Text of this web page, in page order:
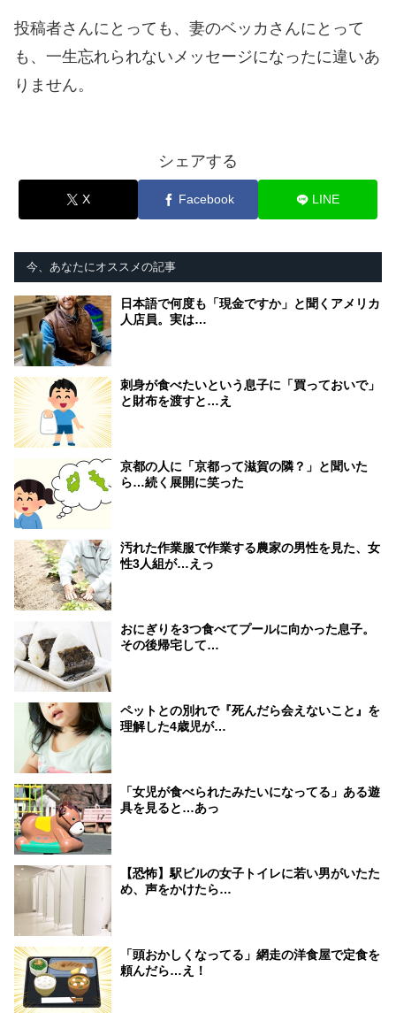
投稿者さんにとっても、妻のベッカさんにとって
も、一生忘れられないメッセージになったに違いあ
りません。
シェアする
X Facebook LINE
今、あなたにオススメの記事
日本語で何度も「現金ですか」と聞くアメリカ
人店員。実は…
刺身が食べたいという息子に「買っておいで」
と財布を渡すと…え
京都の人に「京都って滋賀の隣？」と聞いた
ら…続く展開に笑った
汚れた作業服で作業する農家の男性を見た、女
性3人組が…えっ
おにぎりを3つ食べてプールに向かった息子。
その後帰宅して…
ペットとの別れで『死んだら会えないこと』を
理解した4歳児が…
「女児が食べられたみたいになってる」ある遊
具を見ると…あっ
【恐怖】駅ビルの女子トイレに若い男がいたた
め、声をかけたら…
「頭おかしくなってる」網走の洋食屋で定食を
頼んだら…え！